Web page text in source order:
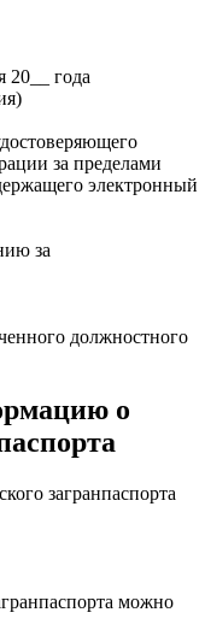
года
за пределами
электронный
за
должностного
о
загранпаспорта
можно